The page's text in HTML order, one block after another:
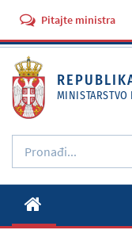
Pitajte ministra
MINISTARSTVO
Aktivnosti